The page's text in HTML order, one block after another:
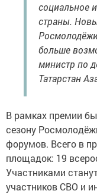
социальное
страны.
больше
министр по
Татарстан
В рамках премии
сезону
форумов. Всего в
площадок: 19
Участниками
участников СВО и